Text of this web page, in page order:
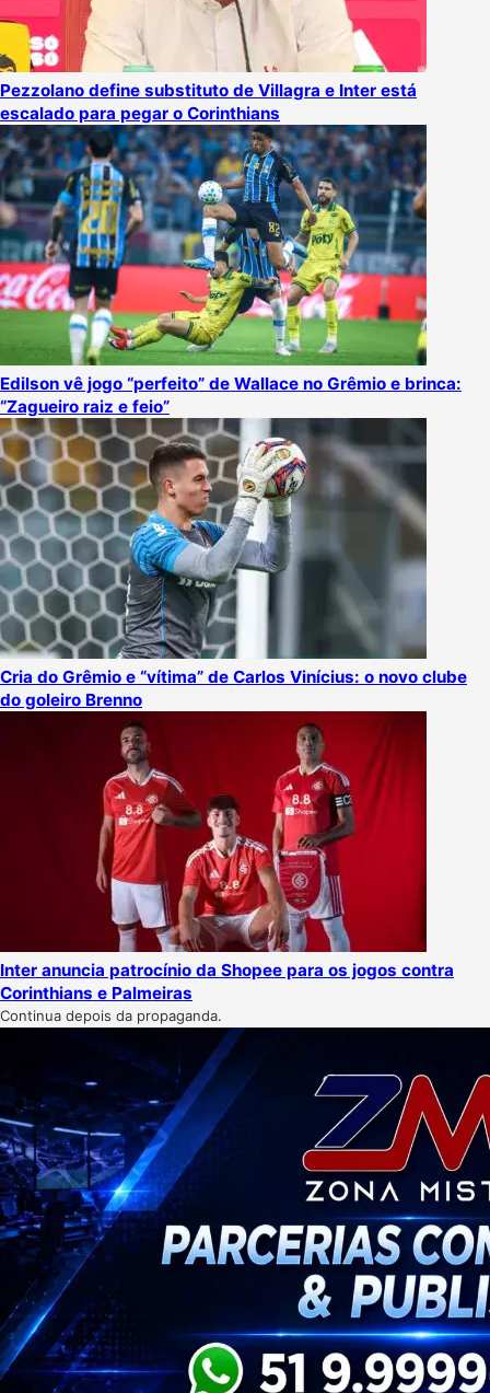
Pezzolano define substituto de Villagra e Inter está
escalado para pegar o Corinthians
Edilson vê jogo “perfeito” de Wallace no Grêmio e brinca:
“Zagueiro raiz e feio”
Cria do Grêmio e “vítima” de Carlos Vinícius: o novo clube
do goleiro Brenno
Inter anuncia patrocínio da Shopee para os jogos contra
Corinthians e Palmeiras
Continua depois da propaganda.